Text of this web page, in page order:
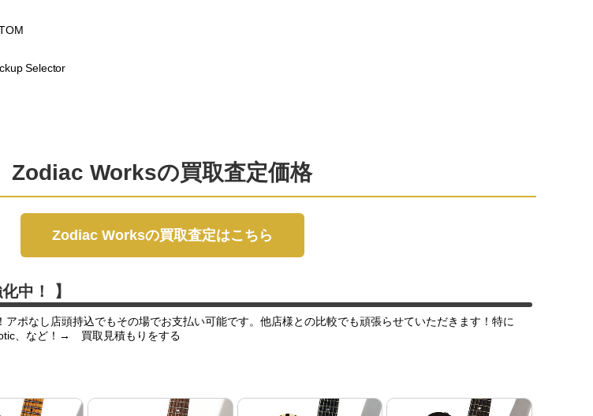
Selector
Zodiac Worksの買取査定価格
Zodiac Worksの買取査定はこちら
中！ 】
ポなし店頭持込でもその場でお支払い可能です。他店様との比較でも頑張らせていただきます！特に
、など！→ 買取見積もりをする